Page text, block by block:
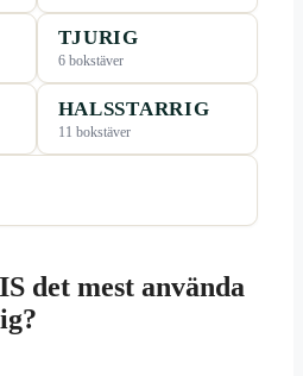
TJURIG
6 bokstäver
HALSSTARRIG
11 bokstäver
det mest använda